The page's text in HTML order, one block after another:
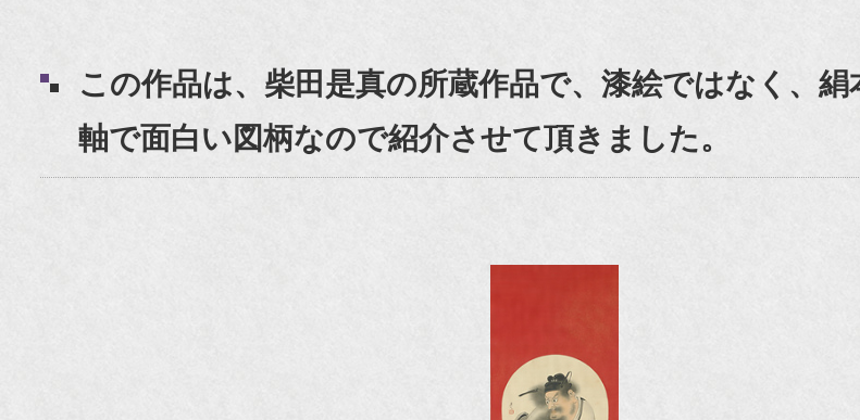
この作品は、柴田是真の所蔵作品で、漆絵ではなく、
軸で面白い図柄なので紹介させて頂きました。